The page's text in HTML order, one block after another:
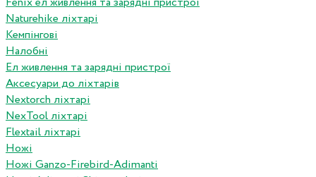
Naturehike ліхтарі
Кемпінгові
Налобні
Ел живлення та зарядні пристрої
Аксесуари до ліхтарів
Nextorch ліхтарі
NexTool ліхтарі
Flextail ліхтарі
Ножі
Ножі Ganzo-Firebird-Adimanti